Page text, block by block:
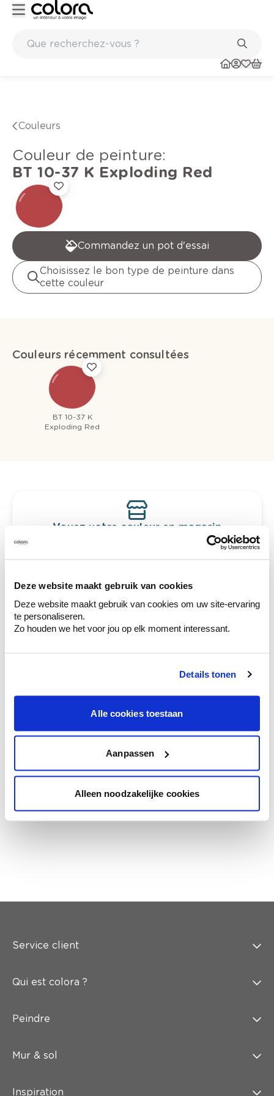
Deze website maakt gebruik van cookies
Deze website maakt gebruik van cookies om uw site-ervaring
te personaliseren.
Zo houden we het voor jou op elk moment interessant.
Details tonen
Alle cookies toestaan
Aanpassen
Alleen noodzakelijke cookies
Couleurs
Couleur de peinture:
BT 10-37 K Exploding Red
Commandez un pot d'essai
Choisissez le bon type de peinture dans
cette couleur
Couleurs récemment consultées
BT 10-37 K
Exploding Red
Voyez votre couleur en magasin
Découvrez des échantillons de votre
votre couleur.
Obtenez des conseils personnalisés sur la
combinaison de couleurs.
Conseil couleur à domicile
en couleur.
l'éclairage et de votre mobilier.
Obtenez un contrôle technologique de vos
Service client
Qui est colora ?
Peindre
Mur & sol
Inspiration